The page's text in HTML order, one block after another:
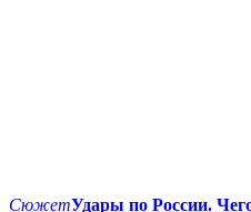
СюжетУдары по России.